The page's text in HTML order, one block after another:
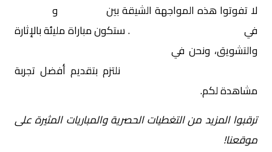
لا تفوتوا هذه المواجهة الشيقة بين و
في
. ستكون مباراة مليئة بالإثارة
والتشويق، ونحن في
نلتزم بتقديم أفضل تجربة
مشاهدة لكم.
ترقبوا المزيد من التغطيات الحصرية والمباريات المثيرة على
موقعنا!